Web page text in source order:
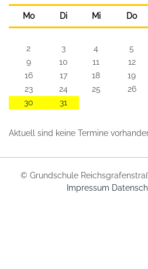
Mo Di Mi Do
2
3 4 5
9
10 11 12
16
17 18 19
23
24 25 26
30
31
Aktuell sind keine Termine
© Grundschule
Impressum